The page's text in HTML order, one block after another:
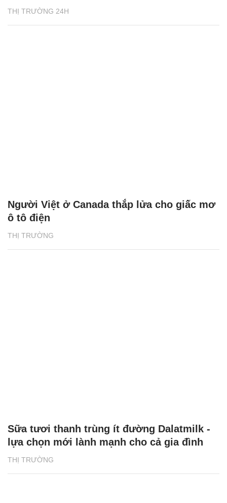
THỊ TRƯỜNG 24H
THỊ TRƯỜNG
Người Việt ở Canada thắp lửa cho giấc mơ
ô tô điện
THỊ TRƯỜNG
Sữa tươi thanh trùng ít đường Dalatmilk -
lựa chọn mới lành mạnh cho cả gia đình